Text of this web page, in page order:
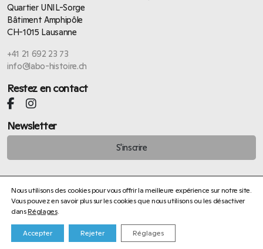
Quartier UNIL-Sorge
Bâtiment Amphipôle
CH-1015 Lausanne
+41 21 692 23 73
info@labo-histoire.ch
Restez en contact
Newsletter
S'inscrire
Politique de confidentialité
©Service Culture et Médiation scientifique UNIL– Site web :
Nous utilisons des cookies pour vous offrir la meilleure expérience sur notre site.
Vous pouvez en savoir plus sur les cookies que nous utilisons ou les désactiver
dansRéglages.
Accepter Rejeter Réglages